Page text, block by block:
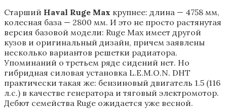
Старший Haval Ruge Max крупнее: длина — 4758 мм,
колесная база — 2800 мм. И это не просто растянутая
версия базовой модели: Ruge Max имеет другой
кузов и оригинальный дизайн, причем заявлены
несколько вариантов решетки радиатора.
Упоминаний о третьем ряде сидений нет. Но
гибридная силовая установка L.E.M.O.N. DHT
практически такая же: бензиновый двигатель 1.5 (116
л.с.) в качестве генератора и тяговый электромотор.
Дебют семейства Ruge ожидается уже весной.